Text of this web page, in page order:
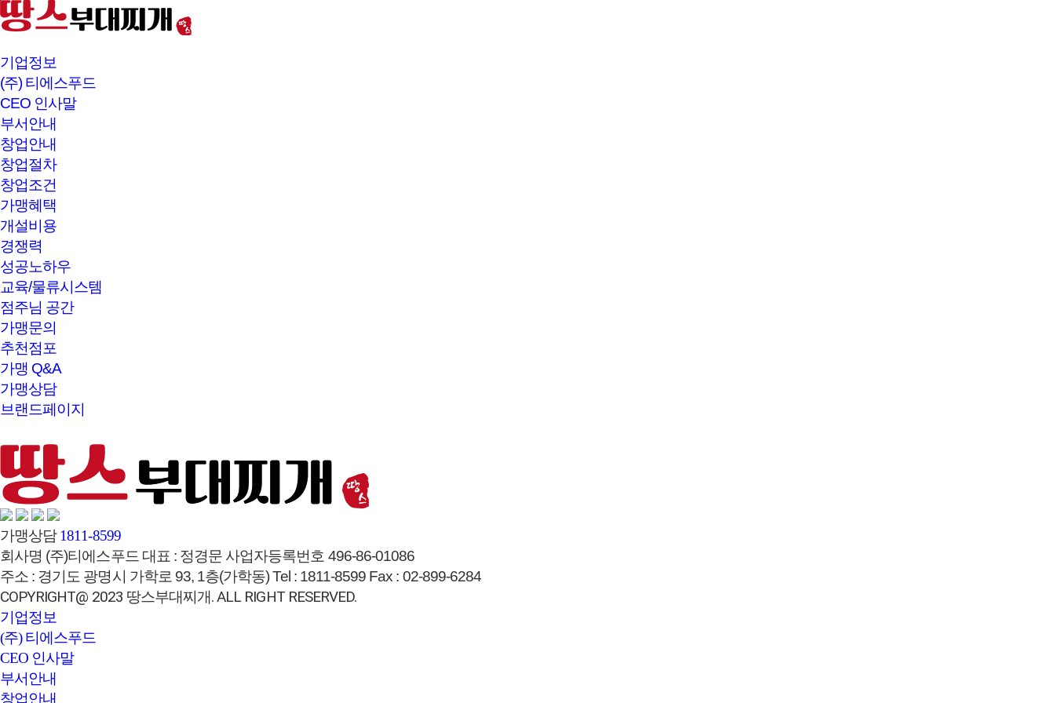
본문바로가기
기업정보
(주) 티에스푸드
CEO 인사말
부서안내
창업안내
창업절차
창업조건
가맹혜택
개설비용
경쟁력
성공노하우
교육/물류시스템
점주님 공간
가맹문의
추천점포
가맹 Q&A
가맹상담
브랜드페이지
가맹상담 1811-8599
회사명 (주)티에스푸드 대표 : 정경문 사업자등록번호 496-86-01086
주소 : 경기도 광명시 가학로 93, 1층(가학동)Tel : 1811-8599 Fax : 02-899-6284
COPYRIGHT@ 2023 땅스부대찌개. ALL RIGHT RESERVED.
기업정보
(주) 티에스푸드
CEO 인사말
부서안내
창업안내